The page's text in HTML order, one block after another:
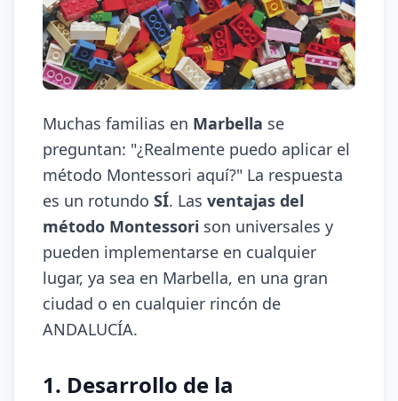
Muchas familias en Marbella se
preguntan: "¿Realmente puedo aplicar el
método Montessori aquí?" La respuesta
es un rotundo SÍ. Las ventajas del
método Montessori son universales y
pueden implementarse en cualquier
lugar, ya sea en Marbella, en una gran
ciudad o en cualquier rincón de
ANDALUCÍA.
1. Desarrollo de la